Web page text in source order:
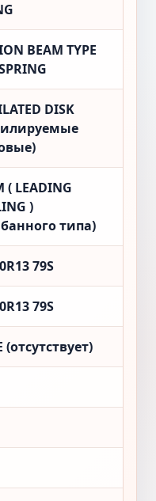
BEAM TYPE
DISK
( LEADING
)
типа)
79S
79S
(отсутствует)